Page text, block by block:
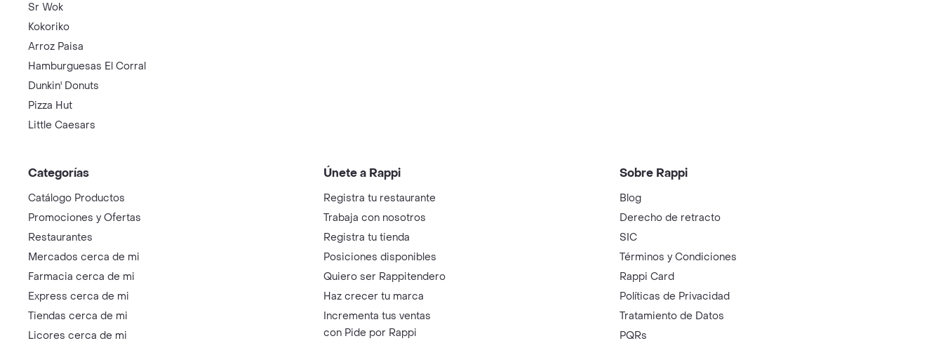
Sr Wok
Kokoriko
Arroz Paisa
Hamburguesas El Corral
Dunkin' Donuts
Pizza Hut
Little Caesars
Categorías
Catálogo Productos
Promociones y Ofertas
Restaurantes
Mercados cerca de mi
Farmacia cerca de mi
Express cerca de mi
Tiendas cerca de mi
Licores cerca de mi
Únete a Rappi
Registra tu restaurante
Trabaja con nosotros
Registra tu tienda
Posiciones disponibles
Quiero ser Rappitendero
Haz crecer tu marca
Incrementa tus ventas
con Pide por Rappi
Sobre Rappi
Blog
Derecho de retracto
SIC
Términos y Condiciones
Rappi Card
Políticas de Privacidad
Tratamiento de Datos
PQRs